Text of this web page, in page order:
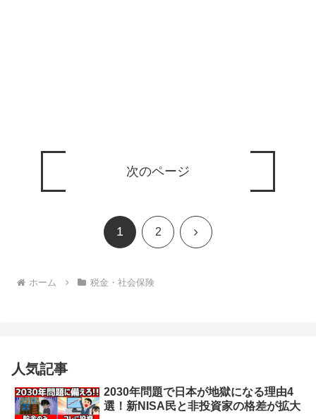
次のページ
1 2 次
ホーム 税金・社会保険
人気記事
2030年問題で日本が地獄になる理由4
選！新NISA民と非投資家の格差が拡大